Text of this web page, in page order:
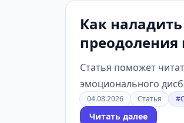
Как
преодоления
Статья поможет
эмоционального
04.08.2026 Статья
Читать далее